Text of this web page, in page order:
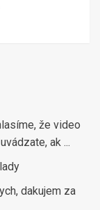
že video
ak ...
dakujem za